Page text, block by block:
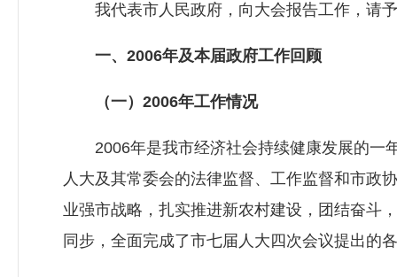
我代表市人民政府，向大会报告工作，请予
一、2006年及本届政府工作回顾
（一）2006年工作情况
2006年是我市经济社会持续健康发展的一年
人大及其常委会的法律监督、工作监督和市政
业强市战略，扎实推进新农村建设，团结奋斗
同步，全面完成了市七届人大四次会议提出的